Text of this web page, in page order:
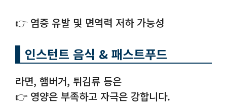
👉 염증 유발 및 면역력 저하 가능성
인스턴트 음식 & 패스트푸드
라면, 햄버거, 튀김류 등은
👉 영양은 부족하고 자극은 강합니다.